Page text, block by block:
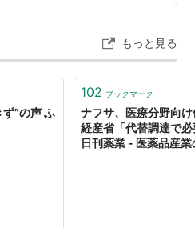
冬のシーズンに軽トラック約4
事では、薪ストーブに必要な
、乾燥、保管について、実体
。 我が家の薪使…
もっと見る
”の声 ふ
102 ブックマーク
ナフサ、医療分野向
経産省「代替調達で
日刊薬業 - 医薬品産